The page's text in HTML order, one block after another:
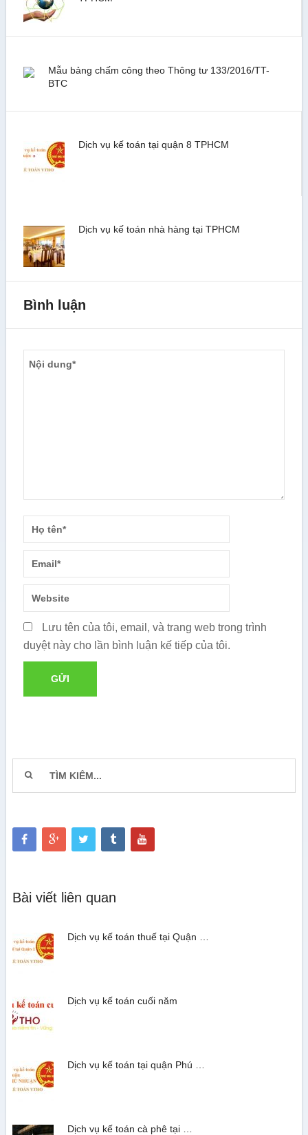
Mẫu bảng chấm công theo Thông tư 133/2016/TT-
BTC
Dịch vụ kế toán tại quận 8 TPHCM
Dịch vụ kế toán nhà hàng tại TPHCM
Bình luận
Lưu tên của tôi, email, và trang web trong trình
duyệt này cho lần bình luận kế tiếp của tôi.
Bài viết liên quan
Dịch vụ kế toán thuế tại Quận …
Dịch vụ kế toán cuối năm
Dịch vụ kế toán tại quận Phú …
Dịch vụ kế toán cà phê tại …